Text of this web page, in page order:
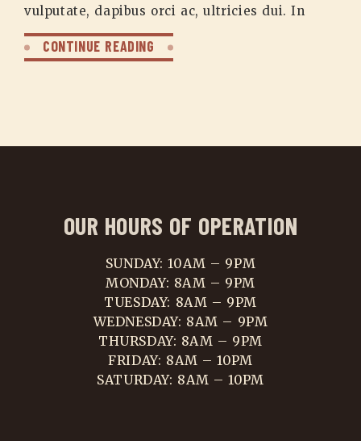
vulputate, dapibus orci ac, ultricies dui. In
CONTINUE READING
OUR HOURS OF OPERATION
SUNDAY: 10AM – 9PM
MONDAY: 8AM – 9PM
TUESDAY: 8AM – 9PM
WEDNESDAY: 8AM – 9PM
THURSDAY: 8AM – 9PM
FRIDAY: 8AM – 10PM
SATURDAY: 8AM – 10PM